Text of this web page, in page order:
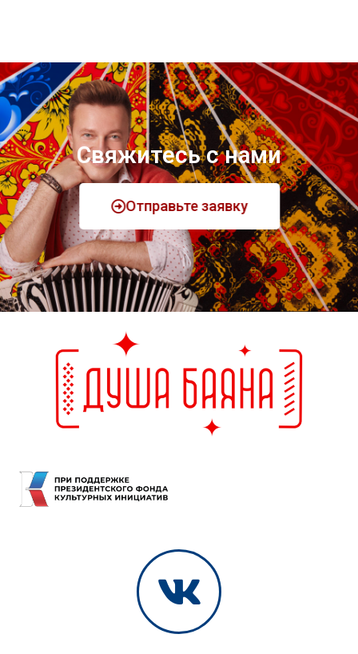
Свяжитесь с нами
Отправьте заявку